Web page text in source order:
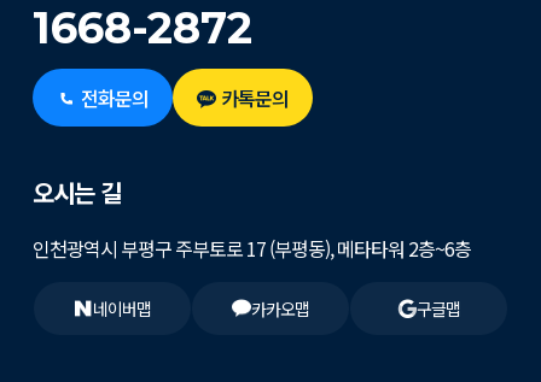
1668-2872
전화문의 카톡문의
오시는 길
인천광역시 부평구 주부토로 17 (부평동), 메타타워 2층~6층
네이버맵 카카오맵 구글맵